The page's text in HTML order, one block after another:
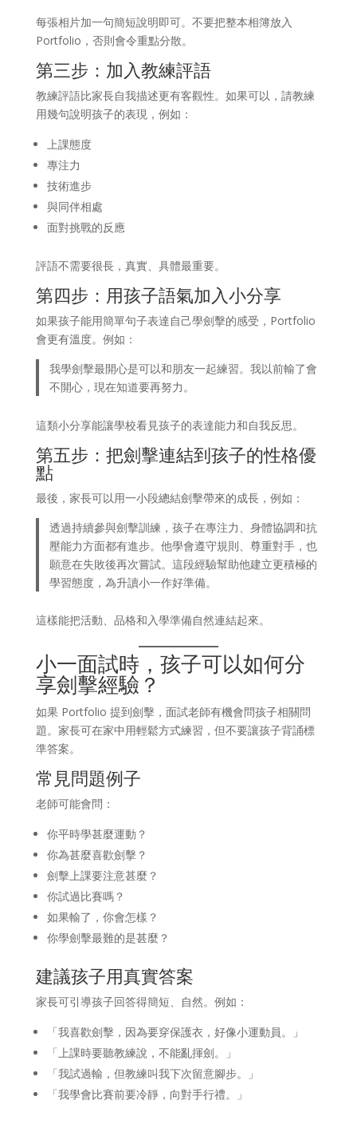
每張相片加一句簡短說明即可。不要把整本相簿放入
Portfolio，否則會令重點分散。
第三步：加入教練評語
教練評語比家長自我描述更有客觀性。如果可以，請教練
用幾句說明孩子的表現，例如：
上課態度
專注力
技術進步
與同伴相處
面對挑戰的反應
評語不需要很長，真實、具體最重要。
第四步：用孩子語氣加入小分享
如果孩子能用簡單句子表達自己學劍擊的感受，Portfolio
會更有溫度。例如：
我學劍擊最開心是可以和朋友一起練習。我以前輸了會
不開心，現在知道要再努力。
這類小分享能讓學校看見孩子的表達能力和自我反思。
第五步：把劍擊連結到孩子的性格優
點
最後，家長可以用一小段總結劍擊帶來的成長，例如：
透過持續參與劍擊訓練，孩子在專注力、身體協調和抗
壓能力方面都有進步。他學會遵守規則、尊重對手，也
願意在失敗後再次嘗試。這段經驗幫助他建立更積極的
學習態度，為升讀小一作好準備。
這樣能把活動、品格和入學準備自然連結起來。
小一面試時，孩子可以如何分
享劍擊經驗？
如果 Portfolio 提到劍擊，面試老師有機會問孩子相關問
題。家長可在家中用輕鬆方式練習，但不要讓孩子背誦標
準答案。
常見問題例子
老師可能會問：
你平時學甚麼運動？
你為甚麼喜歡劍擊？
劍擊上課要注意甚麼？
你試過比賽嗎？
如果輸了，你會怎樣？
你學劍擊最難的是甚麼？
建議孩子用真實答案
家長可引導孩子回答得簡短、自然。例如：
「我喜歡劍擊，因為要穿保護衣，好像小運動員。」
「上課時要聽教練說，不能亂揮劍。」
「我試過輸，但教練叫我下次留意腳步。」
「我學會比賽前要冷靜，向對手行禮。」